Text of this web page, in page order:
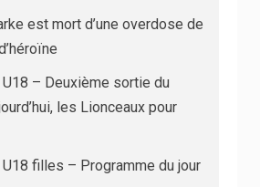
est mort d’une overdose de
– Deuxième sortie du
les Lionceaux pour
filles – Programme du jour